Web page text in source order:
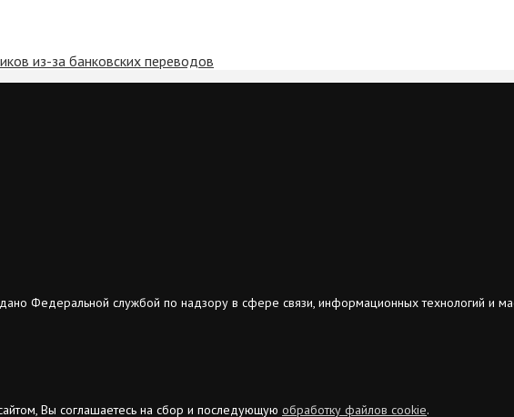
из-за банковских переводов
Федеральной службой по надзору в сфере связи, информационных технологий и
Вы соглашаетесь на сбор и последующую обработку файлов cookie.